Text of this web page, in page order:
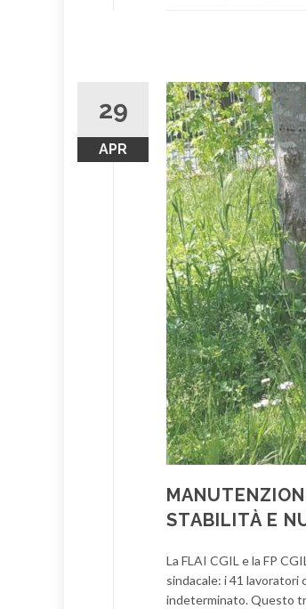
29
APR
STABILITÀ E
La FLAI CGIL e la FP
sindacale: i 41 lavoratori
indeterminato. Questo